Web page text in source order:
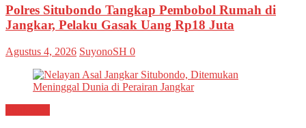
Polres Situbondo Tangkap Pembobol Rumah di
Jangkar, Pelaku Gasak Uang Rp18 Juta
Agustus 4, 2026 SuyonoSH 0